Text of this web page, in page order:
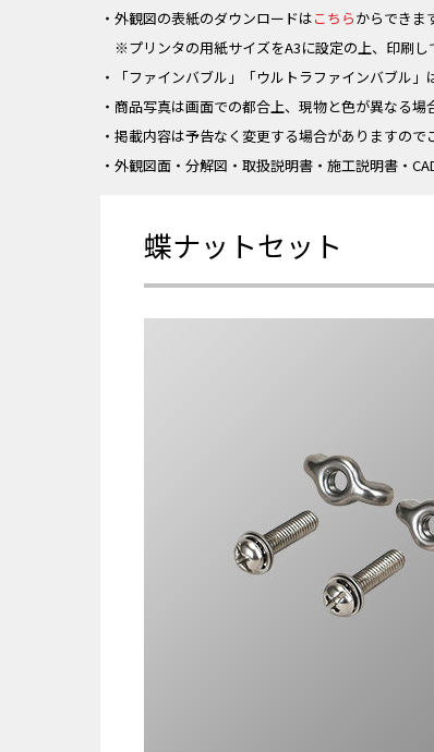
・外観図の表紙のダウンロードはこちらからできま
※プリンタの用紙サイズをA3に設定の上、印刷し
・「ファインバブル」「ウルトラファインバブル
・商品写真は画面での都合上、現物と色が異なる場
・掲載内容は予告なく変更する場合がありますので
・外観図面・分解図・取扱説明書・施工説明書・
蝶ナットセット